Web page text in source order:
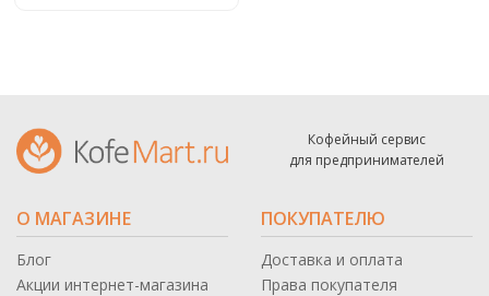
Кофейный сервис
для предпринимателей
О МАГАЗИНЕ
Блог
Акции интернет-магазина
ПОКУПАТЕЛЮ
Доставка и оплата
Права покупателя